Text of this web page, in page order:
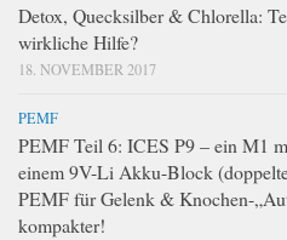
Detox, Quecksilber & Chlorella:
wirkliche Hilfe?
18. NOVEMBER 2017
PEMF
PEMF Teil 6: ICES P9 – ein M1
einem 9V-Li Akku-Block
PEMF für Gelenk & Knochen-
kompakter!